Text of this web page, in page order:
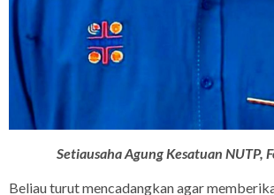
Setiausaha Agung Kesatuan NUTP,
Beliau turut mencadangkan agar